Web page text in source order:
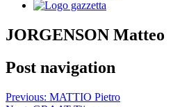
JORGENSON Matteo
Post navigation
Previous: MATTIO Pietro